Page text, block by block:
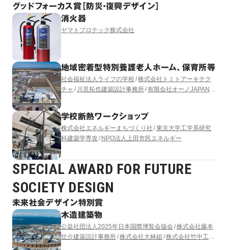
グッドフォーカス賞［防災・復興デザイン］
消火器
ヤマトプロテック株式会社
地域密着型特別養護老人ホーム、保育所等
社会福祉法人ライフの学校 株式会社トミトアーキテク
チャ
川見拓也建築設計事務所 有限会社オーノJAPAN
学校断熱ワークショップ
株式会社エネルギーまちづくり社 東京大学工学系研究
科建築学専攻 NPO法人上田市民エネルギー
SPECIAL AWARD FOR FUTURE
SOCIETY DESIGN
未来社会デザイン特別賞
木造建築物
公益社団法人2025年日本国際博覧会協会 株式会社藤本
壮介建築設計事務所 株式会社大林組 株式会社竹中工務